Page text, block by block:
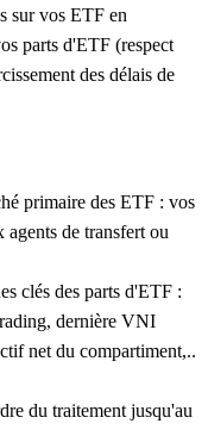
sur vos ETF en
parts d'ETF (respect
des délais de
primaire des ETF : vos
agents de transfert ou
clés des parts d'ETF :
dernière VNI
net du compartiment,..
du traitement jusqu'au